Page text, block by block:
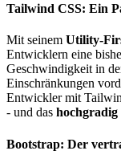
Tailwind CSS: Ein
Mit seinem Utility-
Entwicklern eine
Geschwindigkeit in
Einschränkungen
Entwickler mit
- und das hochgradig
Bootstrap: Der